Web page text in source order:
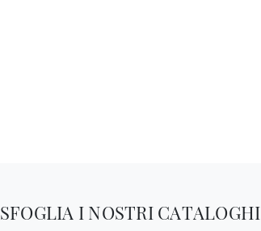
SFOGLIA I NOSTRI CATALOGHI